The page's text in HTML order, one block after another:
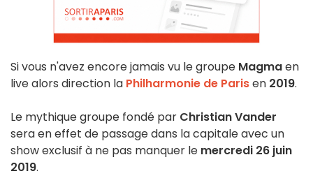
Si vous n'avez encore jamais vu le groupe Magmaen
live alors direction la Philharmonie de Parisen 2019.
Le mythique groupe fondé par Christian Vander
sera en effet de passage dans la capitale avec un
show exclusif à ne pas manquer le mercredi 26 juin
2019.